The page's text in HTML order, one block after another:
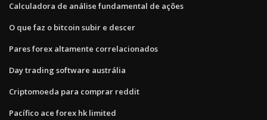
Calculadora de análise fundamental de ações
O que faz o bitcoin subir e descer
Pares forex altamente correlacionados
Day trading software austrália
Criptomoeda para comprar reddit
Pacífico ace forex hk limited